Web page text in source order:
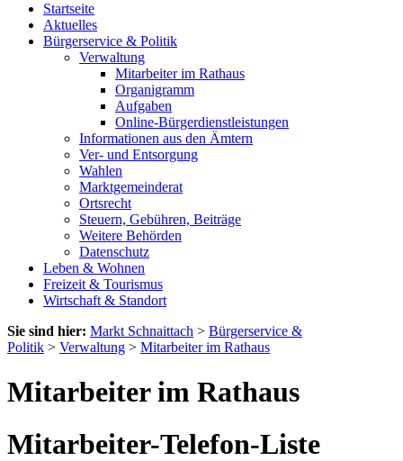
Startseite
Aktuelles
Bürgerservice & Politik
Verwaltung
Mitarbeiter im Rathaus
Organigramm
Aufgaben
Online-Bürgerdienstleistungen
Informationen aus den Ämtern
Ver- und Entsorgung
Wahlen
Marktgemeinderat
Ortsrecht
Steuern, Gebühren, Beiträge
Weitere Behörden
Datenschutz
Leben & Wohnen
Freizeit & Tourismus
Wirtschaft & Standort
Sie sind hier: Markt Schnaittach > Bürgerservice &
Politik > Verwaltung > Mitarbeiter im Rathaus
Mitarbeiter im Rathaus
Mitarbeiter-Telefon-Liste